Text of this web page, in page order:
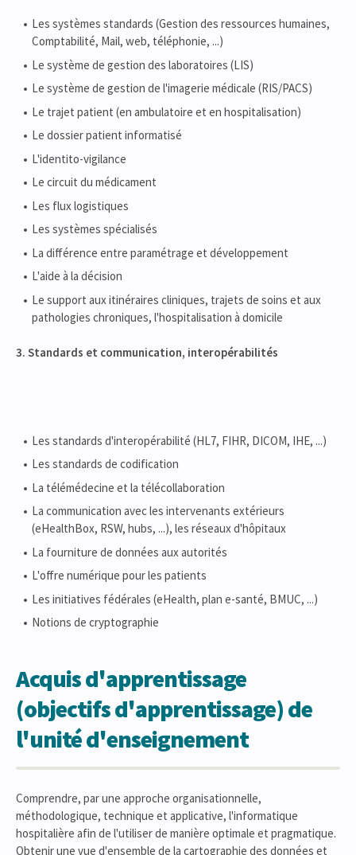
Les systèmes standards (Gestion des ressources humaines,
Comptabilité, Mail, web, téléphonie, ...)
Le système de gestion des laboratoires (LIS)
Le système de gestion de l'imagerie médicale (RIS/PACS)
Le trajet patient (en ambulatoire et en hospitalisation)
Le dossier patient informatisé
L'identito-vigilance
Le circuit du médicament
Les flux logistiques
Les systèmes spécialisés
La différence entre paramétrage et développement
L'aide à la décision
Le support aux itinéraires cliniques, trajets de soins et aux
pathologies chroniques, l'hospitalisation à domicile
3. Standards et communication, interopérabilités
Les standards d'interopérabilité (HL7, FIHR, DICOM, IHE, ...)
Les standards de codification
La télémédecine et la télécollaboration
La communication avec les intervenants extérieurs
(eHealthBox, RSW, hubs, ...), les réseaux d'hôpitaux
La fourniture de données aux autorités
L'offre numérique pour les patients
Les initiatives fédérales (eHealth, plan e-santé, BMUC, ...)
Notions de cryptographie
Acquis d'apprentissage
(objectifs d'apprentissage) de
l'unité d'enseignement
Comprendre, par une approche organisationnelle,
méthodologique, technique et applicative, l'informatique
hospitalière afin de l'utiliser de manière optimale et pragmatique.
Obtenir une vue d'ensemble de la cartographie des données et